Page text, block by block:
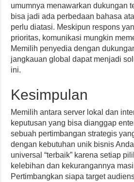
umumnya menawarkan dukungan
bisa jadi ada perbedaan bahasa
perlu diatasi. Meskipun respons
prioritas, komunikasi mungkin
Memilih penyedia dengan
jangkauan global dapat menjadi
ini.
Kesimpulan
Memilih antara server lokal dan
keputusan yang bisa dianggap
sebuah pertimbangan strategis
dengan kebutuhan unik bisnis
universal “terbaik” karena setiap
kelebihan dan kekurangannya
Pertimbangkan siapa target